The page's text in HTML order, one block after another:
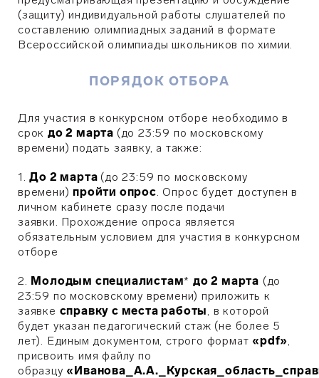
(защиту) индивидуальной работы слушателей по
составлению олимпиадных заданий в формате
Всероссийской олимпиады школьников по химии.
ПОРЯДОК ОТБОРА
Для участия в конкурсном отборе необходимо в
срок до 2 марта (до 23:59 по московскому
времени) подать заявку, а также:
1.До 2 марта (до 23:59 по московскому
времени)пройти опрос.Опрос будет доступен в
личном кабинете сразу после подачи
заявки. Прохождение опроса является
обязательным условием для участия в конкурсном
отборе
2. Молодым специалистам*до 2 марта (до
23:59 по московскому времени) приложить к
заявке справку с места работы, в которой
будет указан педагогический стаж (не более 5
лет). Единым документом, строго формат «pdf»,
присвоить имя файлу по
образцу